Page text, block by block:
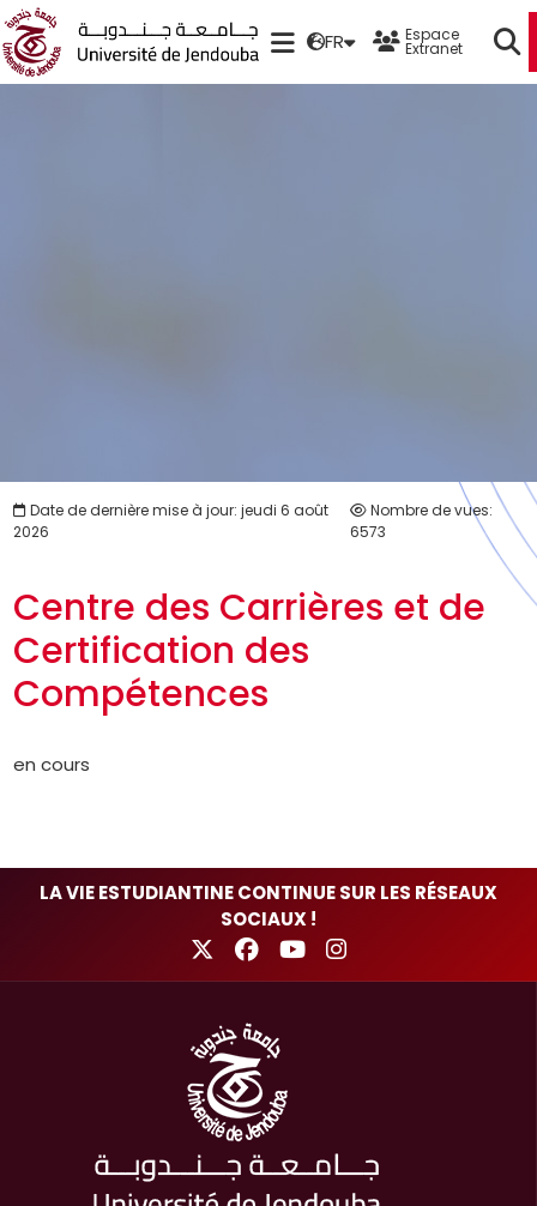
FR Espace
Extranet
Date de dernière mise à jour: jeudi 6 août
2026
Nombre de vues:
6573
Centre des Carrières et de
Certification des
Compétences
en cours
LA VIE ESTUDIANTINE CONTINUE SUR LES RÉSEAUX
SOCIAUX !